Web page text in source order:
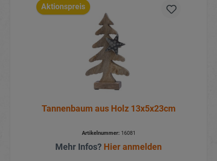
Aktionspreis
Tannenbaum aus Holz 13x5x23cm
Artikelnummer:16081
Mehr Infos? Hier anmelden